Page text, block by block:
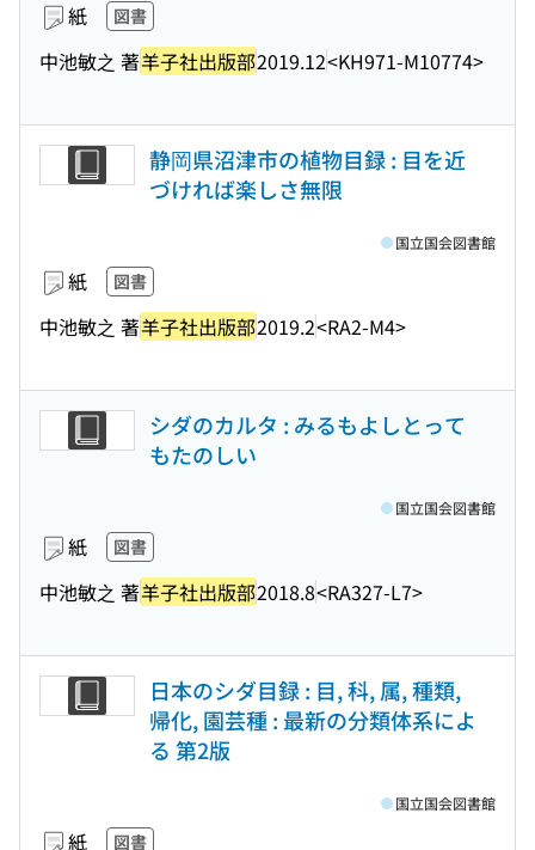
紙 図書
中池敏之 著羊子社出版部2019.12<KH971-M10774>
静岡県沼津市の植物目録 : 目を近
づければ楽しさ無限
紙 図書
中池敏之 著羊子社出版部2019.2<RA2-M4>
国立国会図書館
シダのカルタ : みるもよしとって
もたのしい
紙 図書
中池敏之 著羊子社出版部2018.8<RA327-L7>
国立国会図書館
日本のシダ目録 : 目, 科, 属, 種類,
帰化, 園芸種 : 最新の分類体系によ
る 第2版
紙 図書
国立国会図書館